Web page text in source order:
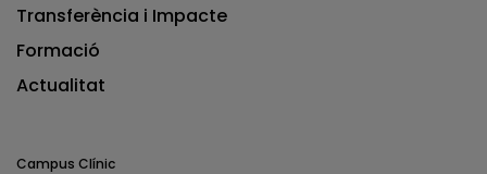
Transferència i Impacte
Formació
Actualitat
Campus Clínic